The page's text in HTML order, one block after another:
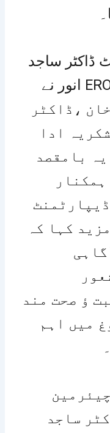
ڈاکٹر ساجد
انور نے ERO DELL کور ٹیم، شعبہ
،ڈاکٹر
ادا
بامقصد
کہا کہ
ؤ صحت مند
میں اہم
ساجد